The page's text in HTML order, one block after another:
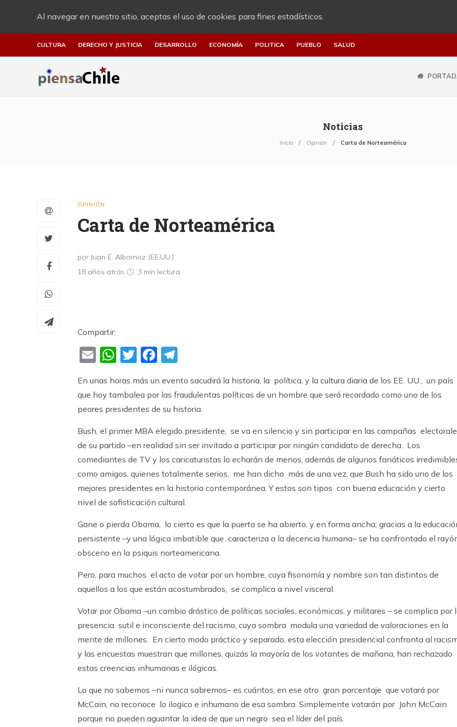
Al navegar en nuestro sitio, aceptas el uso de cookies para fines estadísticos.
CULTURA DERECHO Y JUSTICIA DESARROLLO ECONOMÍA POLITICA PUEBLO SALUD
Noticias
Inicio Opinión Carta de Norteamérica
OPINIÓN
Carta de Norteamérica
por Juan E. Albornoz (EE.UU.)
18 años atrás
3 min lectura
Compartir:
EmailWhatsApp
TwitterFacebook
En unas horas más un evento sacudirá la historia, la política, y la cultura diaria de los EE. UU., un país
que hoy tambalea por las fraudulentas políticas de un hombre que será recordado como uno de los
peores presidentes de su historia.
Bush, el primer MBA elegido presidente, se va en silencio y sin participar en las campañas
de su partido –en realidad sin ser invitado a participar por ningún candidato de derecha. Los
comediantes de TV y los caricaturistas lo echarán de menos, además de algunos fanáticos
como amigos, quienes totalmente serios, me han dicho más de una vez, que Bush ha sido uno de los
mejores presidentes en la historia contemporánea. Y estos son tipos con buena educación y cierto
nivel de sofisticación cultural.
Gane o pierda Obama, lo cierto es que la puerta se ha abierto, y en forma ancha; gracias a la
persistente –y una lógica imbatible que caracteriza a la decencia humana– se ha confrontado el
obsceno en la psiquis norteamericana.
Pero, para muchos el acto de votar por un hombre, cuya fisonomía y nombre son tan distintos de
aquellos a los que están acostumbrados, se complica a nivel visceral.
Votar por Obama –un cambio drástico de políticas sociales, económicas, y militares – se complica por
presencia sutil e inconsciente del racismo, cuya sombra modula una variedad de valoraciones en la
mente de millones. En cierto modo práctico y separado, esta elección presidencial confronta al
y las encuestas muestran que millones, quizás la mayoría de los votantes de mañana, han rechazado
estas creencias inhumanas e ilógicas.
Lo que no sabemos –ni nunca sabremos– es cuántos, en ese otro gran porcentaje que votará por
McCain, no reconoce lo ilogico e inhumano de esa sombra. Simplemente votarán por John McCain
porque no pueden aguantar la idea de que un negro sea el líder del país.